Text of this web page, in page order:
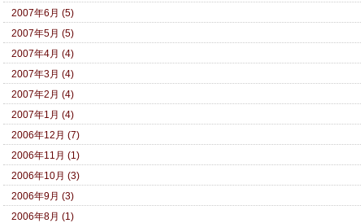
2007年6月 (5)
2007年5月 (5)
2007年4月 (4)
2007年3月 (4)
2007年2月 (4)
2007年1月 (4)
2006年12月 (7)
2006年11月 (1)
2006年10月 (3)
2006年9月 (3)
2006年8月 (1)